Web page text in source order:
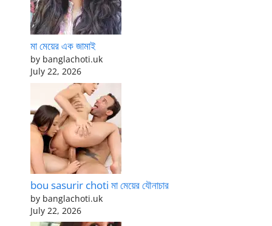
মা মেয়ের এক জামাই
by banglachoti.uk
July 22, 2026
bou sasurir choti মা মেয়ের যৌনাচার
by banglachoti.uk
July 22, 2026